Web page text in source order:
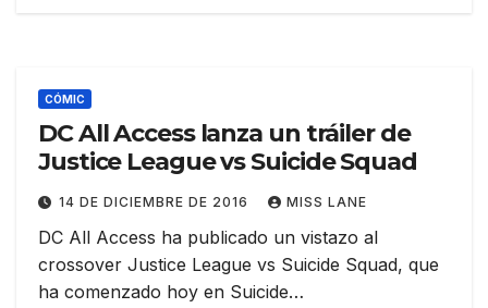
CÓMIC
DC All Access lanza un tráiler de
Justice League vs Suicide Squad
14 DE DICIEMBRE DE 2016 MISS LANE
DC All Access ha publicado un vistazo al
crossover Justice League vs Suicide Squad, que
ha comenzado hoy en Suicide…